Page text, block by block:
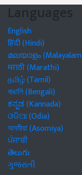
Languages
English
हिंदी (Hindi)
മലയാളം
मराठी (Marathi)
தமிழ் (Tamil)
বাঙালি (Bengali)
ಕನ್ನಡ (Kannada)
ଓଡିଆ (Odia)
অসমীয়া (Asomiya)
ਪੰਜਾਬੀ
తెలుగు
ગુજરાતી